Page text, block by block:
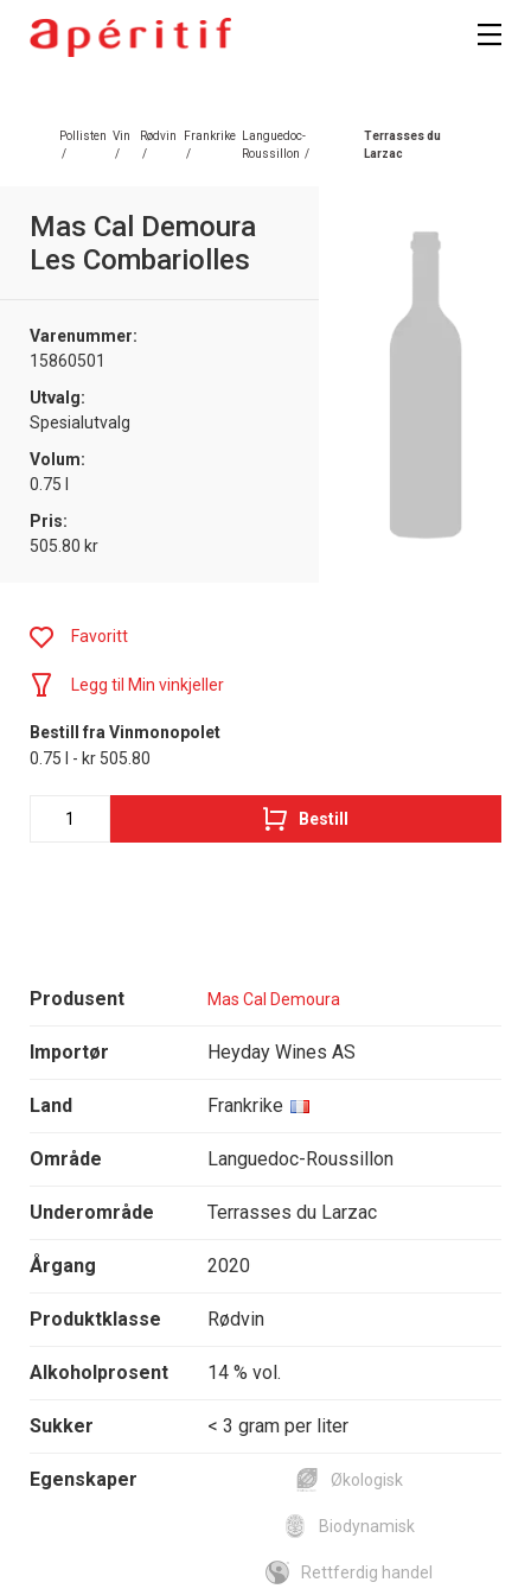
Pollisten
/
Vin
/
Rødvin
/
Frankrike
/
Languedoc-
Roussillon /
Terrasses du
Larzac
Mas Cal Demoura
Les Combariolles
Varenummer:
15860501
Utvalg:
Spesialutvalg
Volum:
0.75 l
Pris:
505.80 kr
Produsent Mas Cal Demoura
Importør Heyday Wines AS
Land Frankrike
Område Languedoc-Roussillon
Underområde Terrasses du Larzac
Årgang 2020
Produktklasse Rødvin
Alkoholprosent 14 % vol.
Sukker < 3 gram per liter
Egenskaper Økologisk
Biodynamisk
Rettferdig handel
Favoritt
Legg til Min vinkjeller
Bestill fra Vinmonopolet
0.75 l - kr 505.80
Bestill